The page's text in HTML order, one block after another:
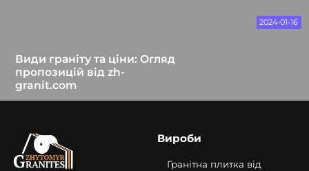
Види граніту та ціни: Огляд
пропозицій від zh-
granit.com
2024-01-16
Вироби
Гранітна плитка від